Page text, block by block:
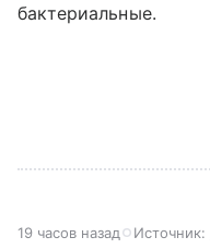
бактериальные.
19 часов назад Источник: